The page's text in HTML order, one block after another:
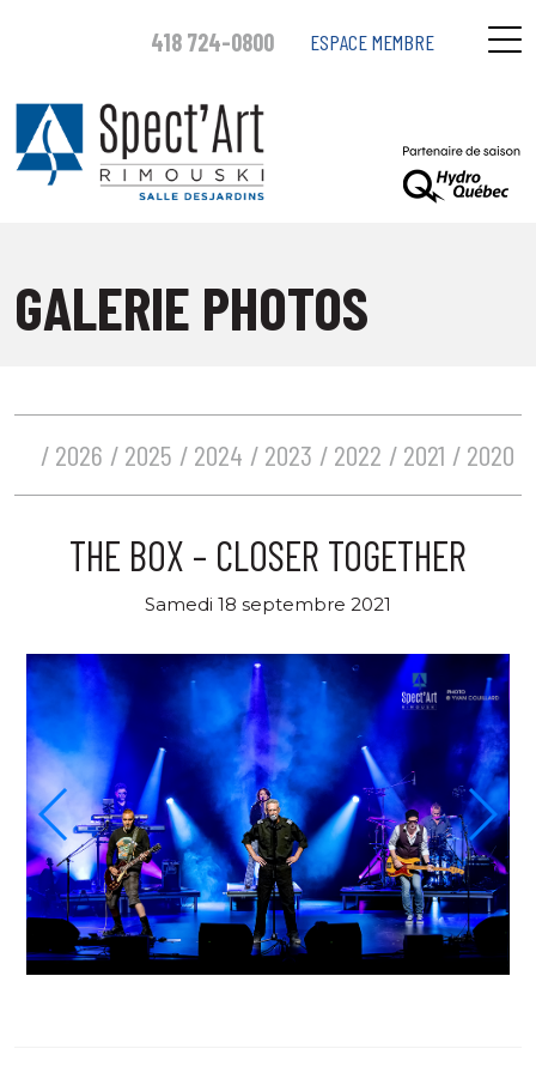
418 724-0800 ESPACE MEMBRE
GALERIE PHOTOS
2026 2025 2024 2023 2022 2021 2020
THE BOX – CLOSER TOGETHER
Samedi 18 septembre 2021